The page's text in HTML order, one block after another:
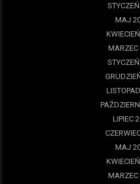
MAJ
MARZEC
LIPIEC
MAJ
MARZEC